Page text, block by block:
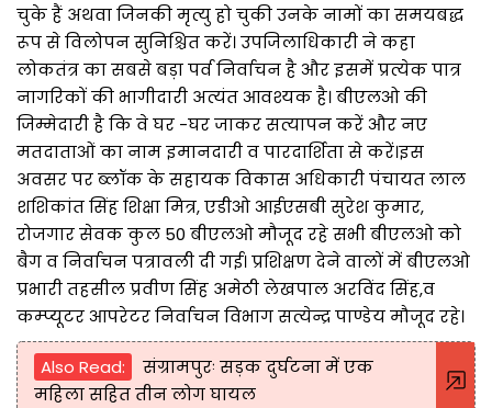
चुके हैं अथवा जिनकी मृत्यु हो चुकी उनके नामों का समयबद्ध
रूप से विलोपन सुनिश्चित करें। उपजिलाधिकारी ने कहा
लोकतंत्र का सबसे बड़ा पर्व निर्वाचन है और इसमें प्रत्येक पात्र
नागरिकों की भागीदारी अत्यंत आवश्यक है। बीएलओ की
जिम्मेदारी है कि वे घर -घर जाकर सत्यापन करें और नए
मतदाताओं का नाम इमानदारी व पारदार्शिता से करें।इस
अवसर पर ब्लॉक के सहायक विकास अधिकारी पंचायत लाल
शशिकांत सिंह शिक्षा मित्र, एडीओ आईएसबी सुरेश कुमार,
रोजगार सेवक कुल 50 बीएलओ मौजूद रहे सभी बीएलओ को
बैग व निर्वाचन पत्रावली दी गई। प्रशिक्षण देने वालों में बीएलओ
प्रभारी तहसील प्रवीण सिंह अमेठी लेखपाल अरविंद सिंह,व
कम्प्यूटर आपरेटर निर्वाचन विभाग सत्येन्द्र पाण्डेय मौजूद रहे।
Also Read:
संग्रामपुरः सड़क दुर्घटना में एक
महिला सहित तीन लोग घायल